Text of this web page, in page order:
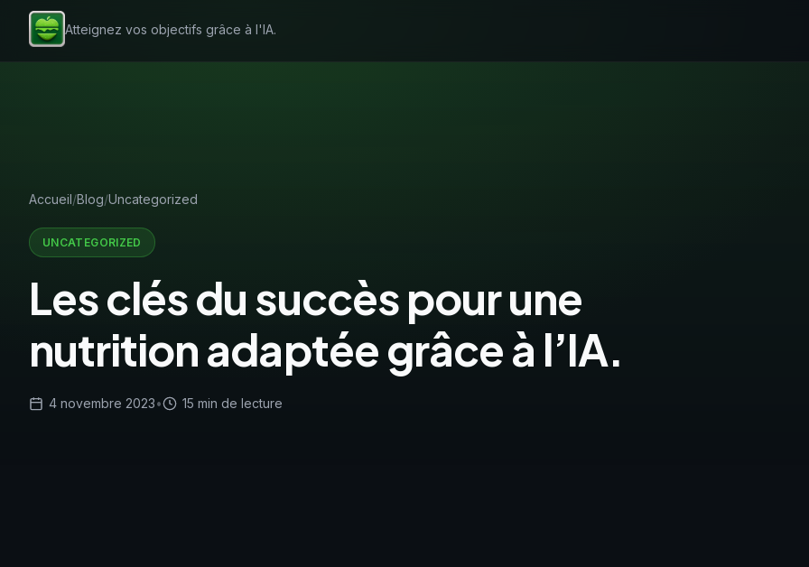
Atteignez vos objectifs grâce à l'IA.
Accueil Blog Uncategorized
UNCATEGORIZED
Les clés du succès pour une
nutrition adaptée grâce à l’IA.
4 novembre 2023• 15 min de lecture